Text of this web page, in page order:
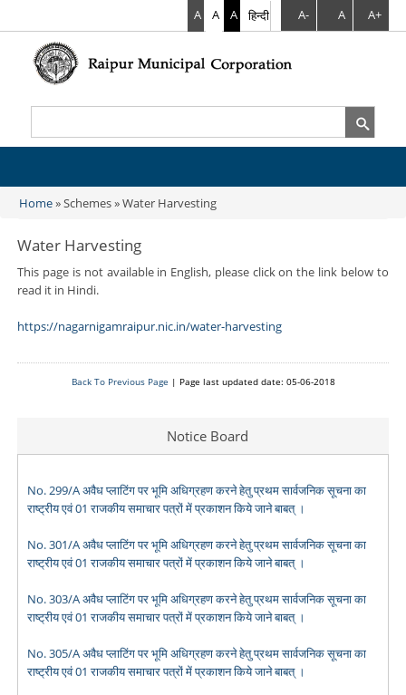
A A A हिन्दी A- A A+
Search form
You are here
Home» Schemes » Water Harvesting
Water Harvesting
This page is not available in English, please click on the link below to
read it in Hindi.
https://nagarnigamraipur.nic.in/water-harvesting
Back To Previous Page | Page last updated date: 05-06-2018
Notice Board
राष्ट्रीय एवं 01 राजकीय समाचार पत्रों में प्रकाशन किये जाने बाबत् ।
राष्ट्रीय एवं 01 राजकीय समाचार पत्रों में प्रकाशन किये जाने बाबत् ।
राष्ट्रीय एवं 01 राजकीय समाचार पत्रों में प्रकाशन किये जाने बाबत् ।
राष्ट्रीय एवं 01 राजकीय समाचार पत्रों में प्रकाशन किये जाने बाबत् ।